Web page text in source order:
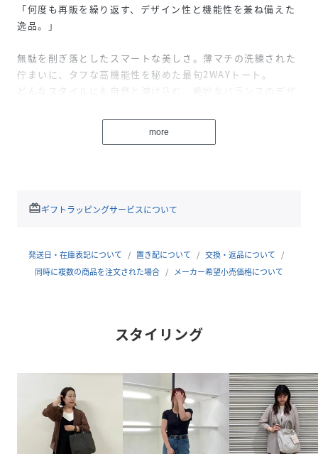
「何度も再販を繰り返す、デザイン性と機能性を兼ね備えた
逸品。」
無駄を削ぎ落としたスマートな美しさ。薄マチの洗練された
佇まいに、タフな高機能性を秘めた最旬2WAYトート。
どんなスタイルにも自然と溶け込む、絶妙なバランスのデザ
・ハンドルとショルダーの2WAY仕様
からトラベルまで、シーンレスに大活躍の実力派。
・優れた耐久性を誇る「コーデュラナイロン」を使用。天候
を気にせず、毎日に気兼ねなく使える頼もしさが魅力。
・日傘やハンディファンなど、長さのある夏小物も楽に収納
more
redeemギフトラッピングサービスについて
発送日・在庫表記について 置き配について
交換・返品について
同時に複数の商品を注文された場合
メーカー希望小売価格について
スタイリング